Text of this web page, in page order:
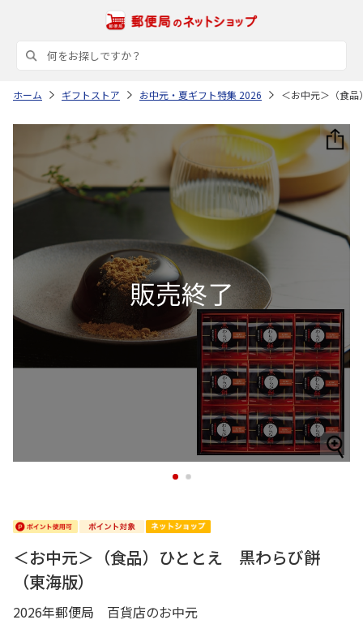
ホーム ギフトストア お中元・夏ギフト特集 2026 ＜お中元＞（食
1 2
＜お中元＞（食品）ひととえ 黒わらび餅
（東海版）
2026年郵便局 百貨店のお中元